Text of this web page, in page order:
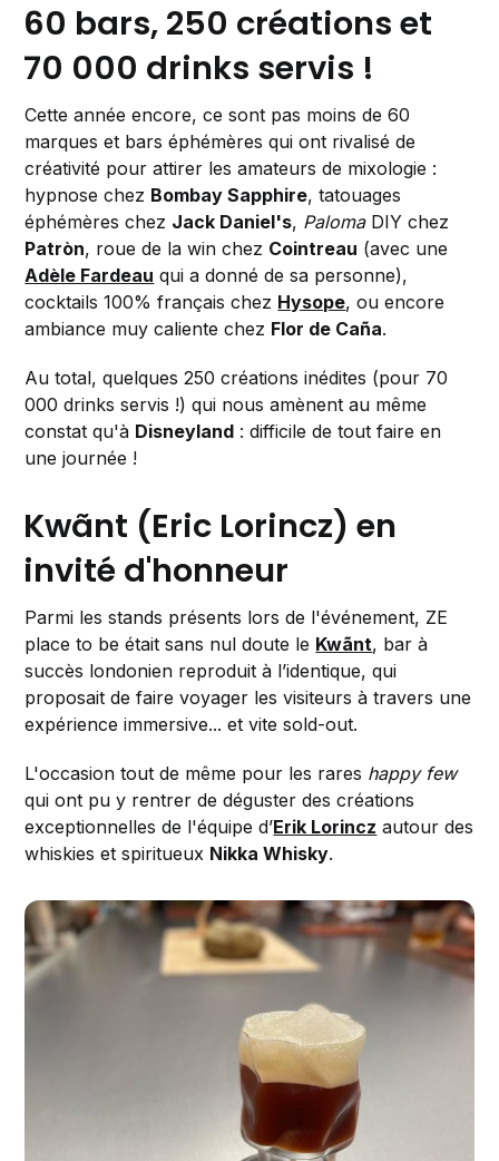
60 bars, 250 créations et
70 000 drinks servis !
Cette année encore, ce sont pas moins de 60
marques et bars éphémères qui ont rivalisé de
créativité pour attirer les amateurs de mixologie :
hypnose chez Bombay Sapphire, tatouages
éphémères chez Jack Daniel's, PalomaDIY chez
Patròn, roue de la win chez Cointreau (avec une
Adèle Fardeau qui a donné de sa personne),
cocktails 100% français chez Hysope, ou encore
ambiance muy caliente chez Flor de Caña.
Au total, quelques 250 créations inédites (pour 70
000 drinks servis !) qui nous amènent au même
constat qu'à Disneyland : difficile de tout faire en
une journée !
Kwãnt (Eric Lorincz) en
invité d'honneur
Parmi les stands présents lors de l'événement, ZE
place to be était sans nul doute le Kwãnt, bar à
succès londonien reproduit à l’identique, qui
proposait de faire voyager les visiteurs à travers une
expérience immersive... et vite sold-out.
L'occasion tout de même pour les rares happy few
qui ont pu y rentrer de déguster des créations
exceptionnelles de l'équipe d’Erik Lorincz autour des
whiskies et spiritueux Nikka Whisky.